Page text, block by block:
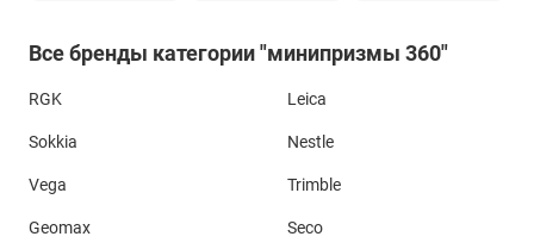
Все бренды категории "минипризмы 360"
RGK Leica
Sokkia Nestle
Vega Trimble
Geomax Seco